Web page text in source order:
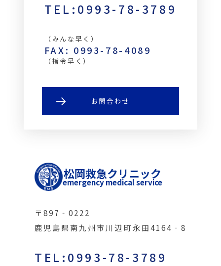
TEL:0993-78-3789
（みんな早く）
FAX: 0993-78-4089
（指令早く）
お問合わせ
松岡救急クリニック
emergency medical service
〒897‐0222
鹿児島県南九州市川辺町永田4164‐8
TEL:0993-78-3789